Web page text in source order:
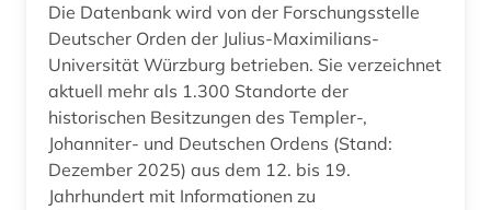
Die Datenbank wird von der Forschungsstelle
Deutscher Orden der Julius-Maximilians-
Universität Würzburg betrieben. Sie verzeichnet
aktuell mehr als 1.300 Standorte der
historischen Besitzungen des Templer-,
Johanniter- und Deutschen Ordens (Stand:
Dezember 2025) aus dem 12. bis 19.
Jahrhundert mit Informationen zu